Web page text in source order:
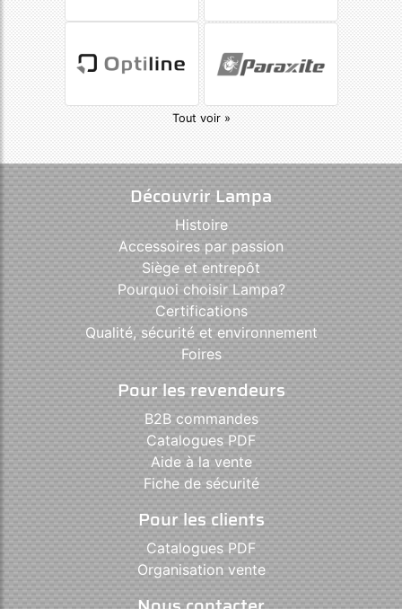
Tout voir »
Découvrir Lampa
Histoire
Accessoires par passion
Siège et entrepôt
Pourquoi choisir Lampa?
Certifications
Qualité, sécurité et environnement
Foires
Pour les revendeurs
B2B commandes
Catalogues PDF
Aide à la vente
Fiche de sécurité
Pour les clients
Catalogues PDF
Organisation vente